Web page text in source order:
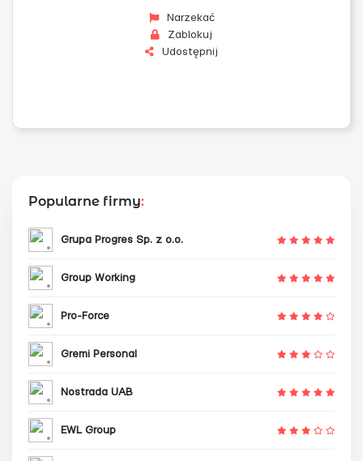
Narzekać
Zablokuj
Udostępnij
Popularne firmy:
Grupa Progres Sp. z o.o.
Group Working
Pro-Force
Gremi Personal
Nostrada UAB
EWL Group